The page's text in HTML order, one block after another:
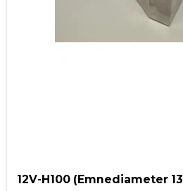
12V-H100 (Emnediameter